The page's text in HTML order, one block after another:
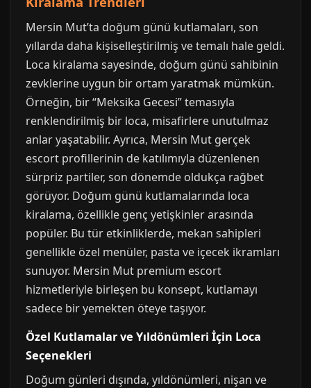
Mersin Mut’ta doğum günü kutlamaları, son
yıllarda daha kişiselleştirilmiş ve temalı hale geldi.
Loca kiralama sayesinde, doğum günü sahibinin
zevklerine uygun bir ortam yaratmak mümkün.
Örneğin, bir “Meksika Gecesi” temasıyla
renklendirilmiş bir loca, misafirlere unutulmaz
anlar yaşatabilir. Ayrıca, Mersin Mut gerçek
escort profillerinin de katılımıyla düzenlenen
sürpriz partiler, son dönemde oldukça rağbet
görüyor. Doğum günü kutlamalarında loca
kiralama, özellikle genç yetişkinler arasında
popüler. Bu tür etkinliklerde, mekan sahipleri
genellikle özel menüler, pasta ve içecek ikramları
sunuyor. Mersin Mut premium escort
hizmetleriyle birleşen bu konsept, kutlamayı
sadece bir yemekten öteye taşıyor.
Özel Kutlamalar ve Yıldönümleri İçin Loca
Seçenekleri
Doğum günleri dışında, yıldönümleri, nişan ve